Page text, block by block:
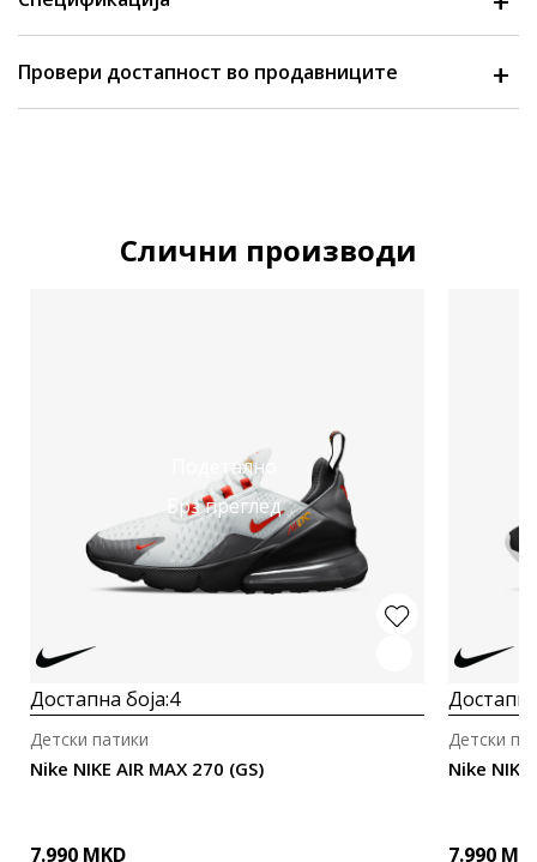
Провери достапност во продавниците
Слични производи
Подетално
Брз преглед
Достапна боја:4
Nike NIKE AIR MAX 270 (GS)
Детски патики
7.990 MKD
Nike NIKE
Детски
7.990